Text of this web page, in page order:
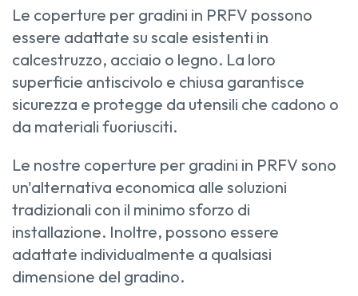
Le coperture per gradini in PRFV possono
essere adattate su scale esistenti in
calcestruzzo, acciaio o legno. La loro
superficie antiscivolo e chiusa garantisce
sicurezza e protegge da utensili che cadono o
da materiali fuoriusciti.
Le nostre coperture per gradini in PRFV sono
un'alternativa economica alle soluzioni
tradizionali con il minimo sforzo di
installazione. Inoltre, possono essere
adattate individualmente a qualsiasi
dimensione del gradino.